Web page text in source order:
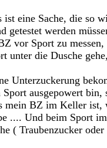
ist eine Sache, die so
getestet werden
vor Sport zu
unter die Dusche
Unterzuckerung
ausgepowert bin,
mein BZ im Keller ist,
.... Und beim Sport
( Traubenzucker